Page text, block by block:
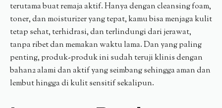
terutama buat remaja aktif. Hanya dengan cleansing foam,
toner, dan moisturizer yang tepat, kamu bisa menjaga kulit
tetap sehat, terhidrasi, dan terlindungi dari jerawat,
tanpa ribet dan memakan waktu lama. Dan yang paling
penting, produk-produk ini sudah teruji klinis dengan
bahan2 alami dan aktif yang seimbang sehingga aman dan
lembut hingga di kulit sensitif sekalipun.